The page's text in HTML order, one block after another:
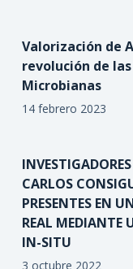
Valorización de
revolución de
Microbianas
14 febrero 2023
CARLOS
PRESENTES EN
REAL MEDIANTE
IN-SITU
3 octubre 2022